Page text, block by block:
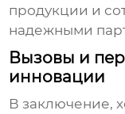
продукции и
надежными
Вызовы и
инновации
В заключение,